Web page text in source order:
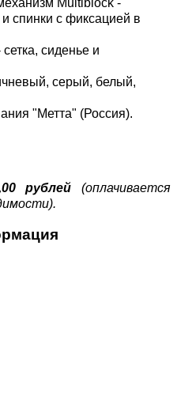
Multiblock -
спинки с фиксацией в
сиденье и
серый, белый,
"Метта" (Россия).
рублей (оплачивается